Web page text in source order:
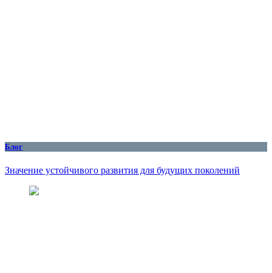
Блог
Значение устойчивого развития для будущих поколений